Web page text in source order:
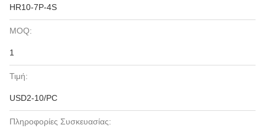
HR10-7P-4S
MOQ:
1
Τιμή:
USD2-10/PC
Πληροφορίες Συσκευασίας: